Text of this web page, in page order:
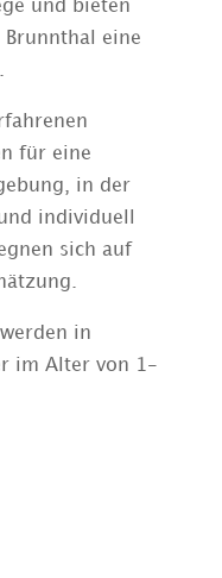
und bieten
eine
für eine
in der
individuell
sich auf
in
im Alter von 1-